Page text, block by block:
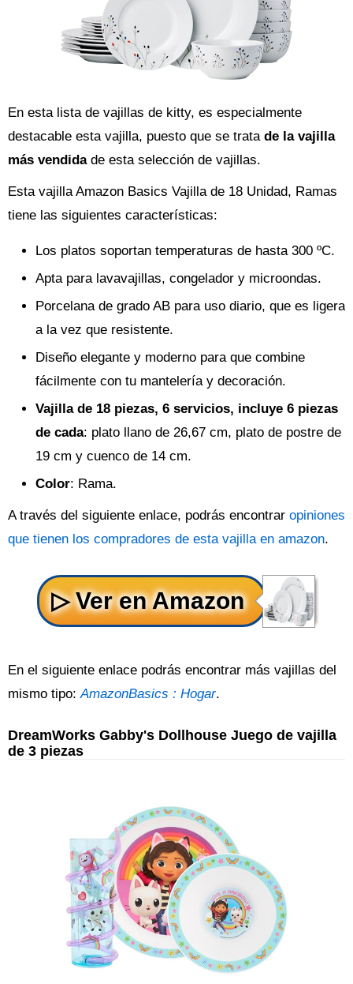
En esta lista de vajillas de kitty, es especialmente
destacable esta vajilla, puesto que se trata de la vajilla
más vendidade esta selección de vajillas.
Esta vajilla Amazon Basics Vajilla de 18 Unidad, Ramas
tiene las siguientes características:
Los platos soportan temperaturas de hasta 300 ºC.
Apta para lavavajillas, congelador y microondas.
Porcelana de grado AB para uso diario, que es ligera
a la vez que resistente.
Diseño elegante y moderno para que combine
fácilmente con tu mantelería y decoración.
Vajilla de 18 piezas, 6 servicios, incluye 6 piezas
de cada: plato llano de 26,67 cm, plato de postre de
19 cm y cuenco de 14 cm.
Color: Rama.
A través del siguiente enlace, podrás encontrar opiniones
que tienen los compradores de esta vajilla en amazon.
En el siguiente enlace podrás encontrar más vajillas del
mismo tipo: AmazonBasics : Hogar.
DreamWorks Gabby's Dollhouse Juego de vajilla
de 3 piezas